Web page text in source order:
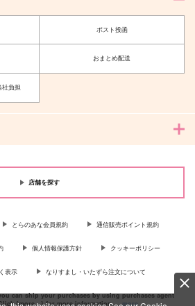
カート カート
ポスト投函
おまとめ配送
負担
店舗を探す
とらのあな会員規約 通信販売ポイント規約
個人情報保護方針 クッキーポリシー
表示 なりすまし・いたずら注文について
can ship your purchases by using purchases agent
Click {more…} for more information …more